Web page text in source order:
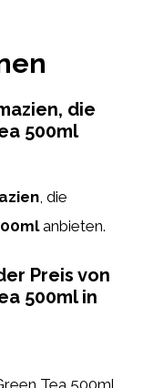
die
500ml
, die
anbieten.
Preis von
500ml in
Tea 500ml